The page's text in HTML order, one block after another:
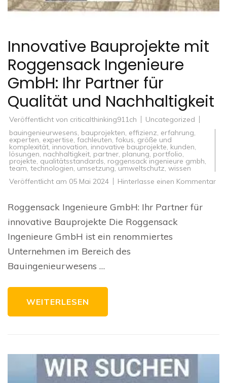
Innovative Bauprojekte mit
Roggensack Ingenieure
GmbH: Ihr Partner für
Qualität und Nachhaltigkeit
Veröffentlicht von criticalthinking911ch
Uncategorized
bauingenieurwesens, bauprojekten, effizienz, erfahrung,
experten, expertise, fachleuten, fokus, größe und
komplexität,innovation, innovative bauprojekte, kunden,
lösungen, nachhaltigkeit, partner, planung,portfolio,
projekte, qualitätsstandards, roggensack ingenieure gmbh,
team, technologien, umsetzung,umweltschutz, wissen
Veröffentlicht am 05 Mai 2024 Hinterlasse einen Kommentarzu
Roggensack Ingenieure GmbH: Ihr Partner für
innovative Bauprojekte Die Roggensack
Ingenieure GmbH ist ein renommiertes
Unternehmen im Bereich des
Bauingenieurwesens …
WEITERLESEN